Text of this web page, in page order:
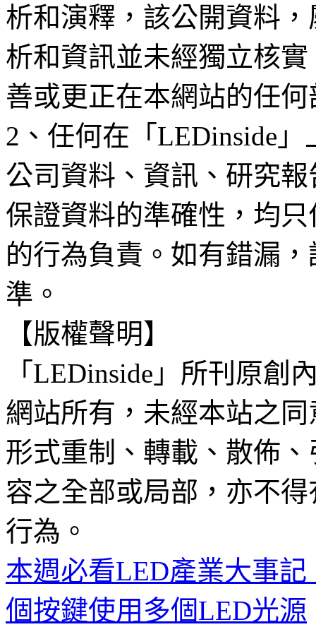
析和演釋，該公開資料
析和資訊並未經獨立核
善或更正在本網站的任
2、任何在「LEDinside
公司資料、資訊、研究
保證資料的準確性，均
的行為負責。如有錯漏
準。
【版權聲明】
「LEDinside」所刊原創
網站所有，未經本站之
形式重制、轉載、散佈
容之全部或局部，亦不
行為。
本週必看LED產業大事記
個按鍵使用多個LED光源